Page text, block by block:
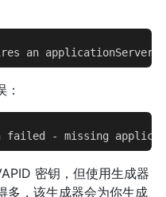
an
failed - missing
密钥，但使用生成器
多，该生成器会为你生成